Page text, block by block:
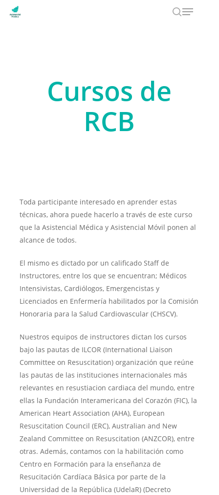
Menu
Cursos de
RCB
Toda participante interesado en aprender estas
técnicas, ahora puede hacerlo a través de este curso
que la Asistencial Médica y Asistencial Móvil ponen al
alcance de todos.
El mismo es dictado por un calificado Staff de
Instructores, entre los que se encuentran; Médicos
Intensivistas, Cardiólogos, Emergencistas y
Licenciados en Enfermería habilitados por la Comisión
Honoraria para la Salud Cardiovascular (CHSCV).
Nuestros equipos de instructores dictan los cursos
bajo las pautas de ILCOR (International Liaison
Committee on Resuscitation) organización que reúne
las pautas de las instituciones internacionales más
relevantes en resustiacion cardiaca del mundo, entre
ellas la Fundación Interamericana del Corazón (FIC), la
American Heart Association (AHA), European
Resuscitation Council (ERC), Australian and New
Zealand Committee on Resuscitation (ANZCOR), entre
otras. Además, contamos con la habilitación como
Centro en Formación para la enseñanza de
Resucitación Cardíaca Básica por parte de la
Universidad de la República (UdelaR) (Decreto